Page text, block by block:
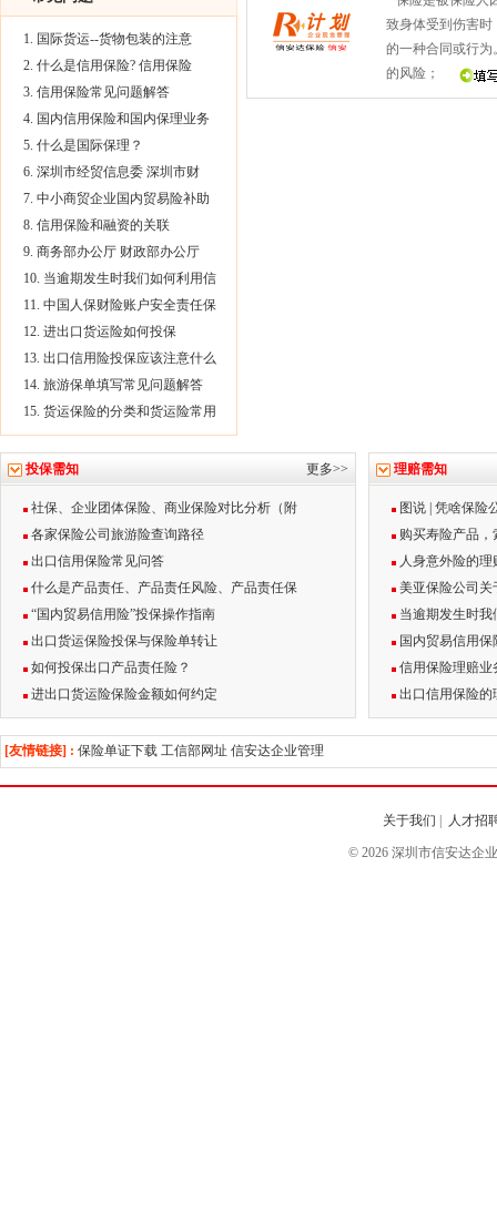
1. 国际货运--货物包装的注意
2. 什么是信用保险? 信用保险
3. 信用保险常见问题解答
4. 国内信用保险和国内保理业务
5. 什么是国际保理？
6. 深圳市经贸信息委 深圳市财
7. 中小商贸企业国内贸易险补助
8. 信用保险和融资的关联
9. 商务部办公厅 财政部办公厅
10. 当逾期发生时我们如何利用信
11. 中国人保财险账户安全责任保
12. 进出口货运险如何投保
13. 出口信用险投保应该注意什么
14. 旅游保单填写常见问题解答
15. 货运保险的分类和货运险常用
致身体受到伤害
的一种合同或行
的风险；
投保需知 更多>>
社保、企业团体保险、商业保险对比分析（附
各家保险公司旅游险查询路径
出口信用保险常见问答
什么是产品责任、产品责任风险、产品责任保
“国内贸易信用险”投保操作指南
出口货运保险投保与保险单转让
如何投保出口产品责任险？
进出口货运险保险金额如何约定
理赔需知
图说 | 凭啥保险
购买寿险产品，
人身意外险的理
美亚保险公司关
当逾期发生时我
国内贸易信用保
信用保险理赔业
出口信用保险的
[友情链接] : 保险单证下载 工信部网址 信安达企业管理
关于我们 人才招
© 2026 深圳市信安达企